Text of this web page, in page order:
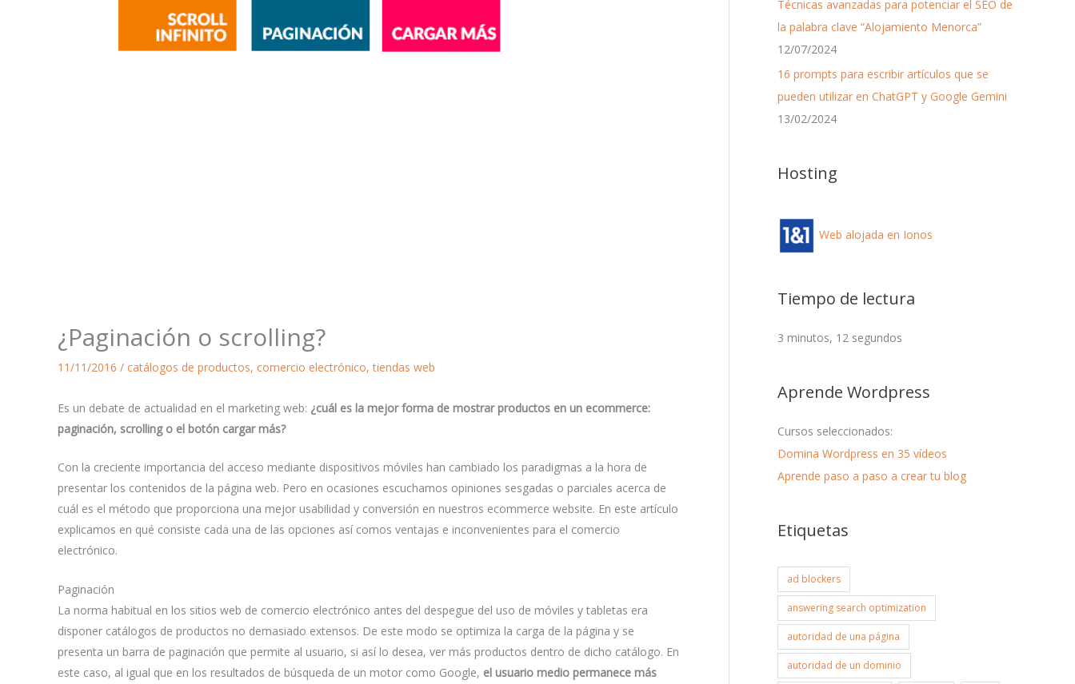
¿Paginación o scrolling?
11/11/2016 / catálogos de productos, comercio electrónico,tiendas web
Es un debate de actualidad en el marketing web: ¿cuál es la mejor forma de mostrar productos en un ecommerce:
paginación, scrolling o el botón cargar más?
Con la creciente importancia del acceso mediante dispositivos móviles han cambiado los paradigmas a la hora de
presentar los contenidos de la página web. Pero en ocasiones escuchamos opiniones sesgadas o parciales acerca de
cuál es el método que proporciona una mejor usabilidad y conversión en nuestros ecommerce website. En este artículo
explicamos en qué consiste cada una de las opciones así comos ventajas e inconvenientes para el comercio
electrónico.
Paginación
La norma habitual en los sitios web de comercio electrónico antes del despegue del uso de móviles y tabletas era
disponer catálogos de productos no demasiado extensos. De este modo se optimiza la carga de la página y se
presenta un barra de paginación que permite al usuario, si así lo desea, ver más productos dentro de dicho catálogo. En
este caso, al igual que en los resultados de búsqueda de un motor como Google, el usuario medio permanece más
Técnicas avanzadas para potenciar el SEO de
la palabra clave “Alojamiento Menorca”
12/07/2024
16 prompts para escribir artículos que se
pueden utilizar en ChatGPT y Google Gemini
13/02/2024
Hosting
Web alojada en Ionos
Tiempo de lectura
3 minutos, 12 segundos
Aprende Wordpress
Cursos seleccionados:
Domina Wordpress en 35 vídeos
Aprende paso a paso a crear tu blog
Etiquetas
ad blockers
answering search optimization
autoridad de una página
autoridad de un dominio